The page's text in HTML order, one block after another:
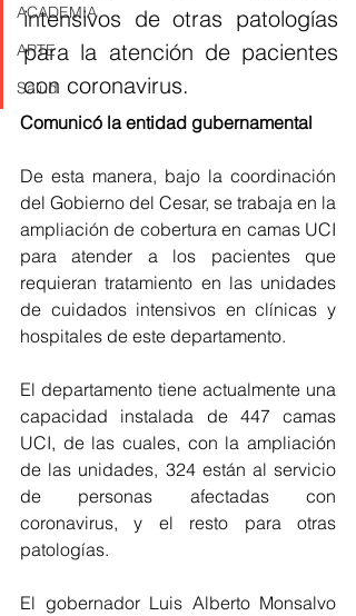
ACADEMIA
ARTE
Salud
intensivos de otras patologías
para la atención de pacientes
con coronavirus.
Comunicó la entidad gubernamental
De esta manera, bajo la coordinación
del Gobierno del Cesar, se trabaja en la
ampliación de cobertura en camas UCI
para atender a los pacientes que
requieran tratamiento en las unidades
de cuidados intensivos en clínicas y
hospitales de este departamento.
El departamento tiene actualmente una
capacidad instalada de 447 camas
UCI, de las cuales, con la ampliación
de las unidades, 324 están al servicio
de personas afectadas con
coronavirus, y el resto para otras
patologías.
El gobernador Luis Alberto Monsalvo